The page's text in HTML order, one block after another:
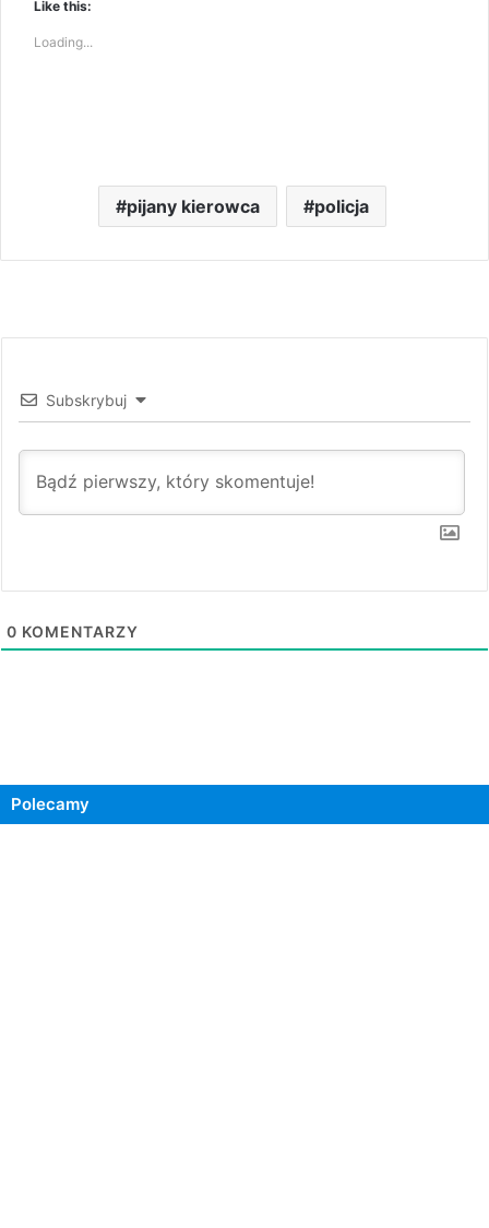
Like this:
Loading...
pijany kierowca policja
Subskrybuj
0 KOMENTARZY
Polecamy